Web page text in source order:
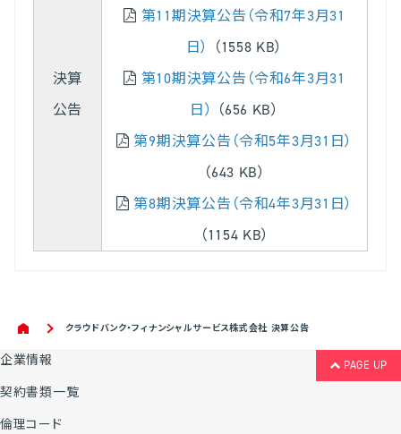
決算
公告
第11期決算公告（令和7年3月31
日）
（1558 KB）
第10期決算公告（令和6年3月31
日）
（656 KB）
第9期決算公告（令和5年3月31日）
（643 KB）
第8期決算公告（令和4年3月31日）
（1154 KB）
クラウドバンク・フィナンシャルサービス株式会社 決算公告
PAGE UP
企業情報
契約書類一覧
倫理コード